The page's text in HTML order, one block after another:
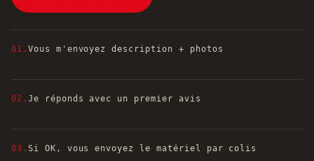
01. Vous m'envoyez description + photos
02. Je réponds avec un premier avis
03. Si OK, vous envoyez le matériel par colis